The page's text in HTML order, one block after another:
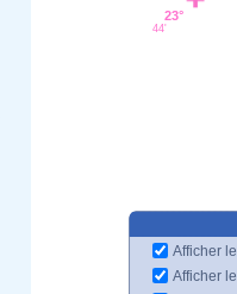
23°
44'
Afficher
Afficher